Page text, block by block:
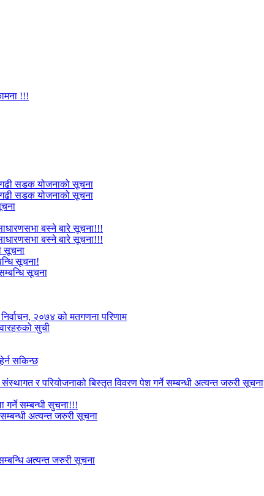
!!!
सडक योजनाको सूचना
सडक योजनाको सूचना
बस्ने बारे सूचना!!!
बस्ने बारे सूचना!!!
सूचना
सूचना!
सूचना
२०७४ को मतगणना परिणाम
सुची
सकिन्छ
र परियोजनाको बिस्तृत विवरण पेश गर्ने सम्बन्धी अत्यन्त जरुरी सूचना
गर्ने सम्बन्धी सुचना!!!
अत्यन्त जरुरी सूचना
अत्यन्त जरुरी सूचना